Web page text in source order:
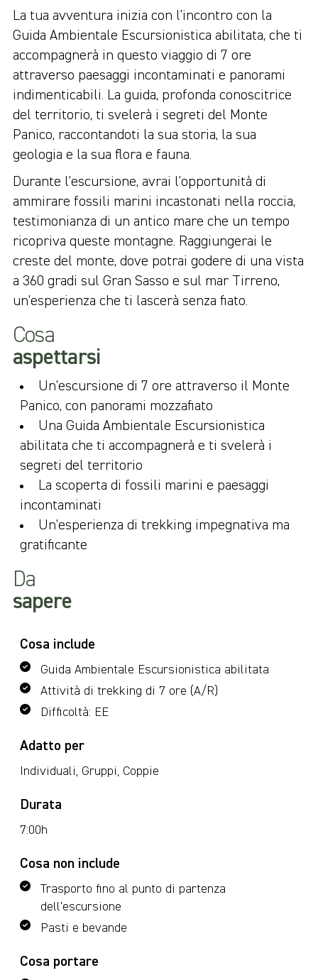
La tua avventura inizia con l’incontro con la
Guida Ambientale Escursionistica abilitata, che ti
accompagnerà in questo viaggio di 7 ore
attraverso paesaggi incontaminati e panorami
indimenticabili. La guida, profonda conoscitrice
del territorio, ti svelerà i segreti del Monte
Panico, raccontandoti la sua storia, la sua
geologia e la sua flora e fauna.
Durante l’escursione, avrai l’opportunità di
ammirare fossili marini incastonati nella roccia,
testimonianza di un antico mare che un tempo
ricopriva queste montagne. Raggiungerai le
creste del monte, dove potrai godere di una vista
a 360 gradi sul Gran Sasso e sul mar Tirreno,
un’esperienza che ti lascerà senza fiato.
Cosa
aspettarsi
Un’escursione di 7 ore attraverso il Monte
Panico, con panorami mozzafiato
Una Guida Ambientale Escursionistica
abilitata che ti accompagnerà e ti svelerà i
segreti del territorio
La scoperta di fossili marini e paesaggi
incontaminati
Un’esperienza di trekking impegnativa ma
gratificante
Da
sapere
Cosa include
Guida Ambientale Escursionistica abilitata
Attività di trekking di 7 ore (A/R)
Difficoltà: EE
Adatto per
Individuali, Gruppi, Coppie
Durata
7:00h
Cosa non include
Trasporto fino al punto di partenza
dell'escursione
Pasti e bevande
Cosa portare